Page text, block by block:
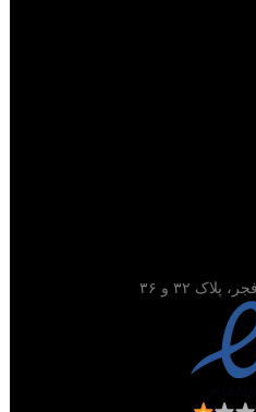
۳۲ و ۳۶